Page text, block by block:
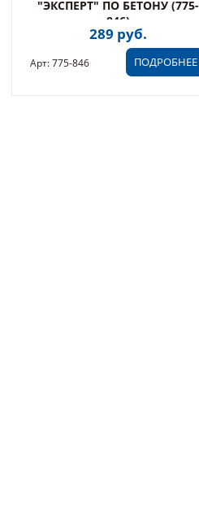
"ЭКСПЕРТ" ПО БЕТОНУ (775-
846)
289 руб.
ПОДРОБНЕЕ
Арт: 775-846